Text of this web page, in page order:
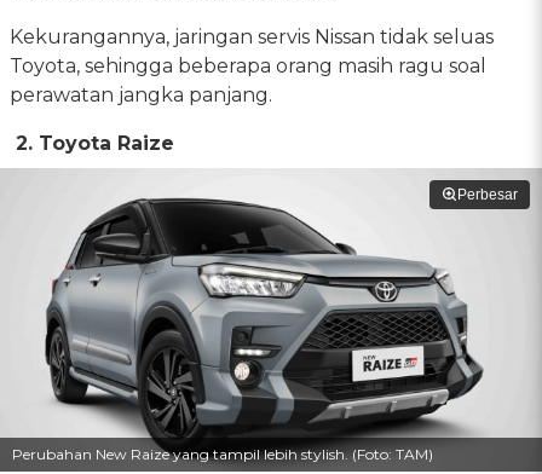
Kekurangannya, jaringan servis Nissan tidak seluas
Toyota, sehingga beberapa orang masih ragu soal
perawatan jangka panjang.
2. Toyota Raize
Perbesar
Perubahan New Raize yang tampil lebih stylish. (Foto: TAM)